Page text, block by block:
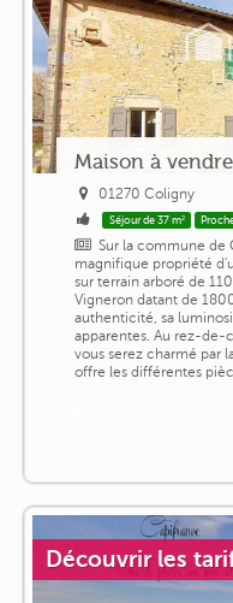
Maison à
01270 Coligny
Séjour de 37 m²
Sur la commune de
magnifique propriété
sur terrain arboré de
Vigneron datant de
authenticité, sa
apparentes. Au rez-de-
vous serez charmé par
offre les différentes
Découvrir les